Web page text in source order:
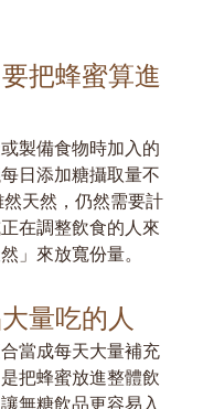
把蜂蜜算進
製備食物時加入的
日添加糖攝取量不
天然，仍然需要計
在調整飲食的人來
」來放寬份量。
量吃的人
當成每天大量補充
把蜂蜜放進整體飲
無糖飲品更容易入